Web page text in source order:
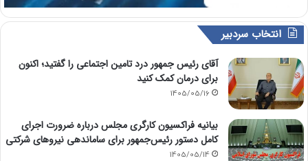
انتخاب سردبیر
آقای رئیس جمهور درد تامین اجتماعی را گفتید؛ اکنون
برای درمان کمک کنید
1405/05/16
بیانیه فراکسیون کارگری مجلس درباره ضرورت اجرای
کامل دستور رئیس‌جمهور برای ساماندهی نیروهای شرکتی
1405/05/14